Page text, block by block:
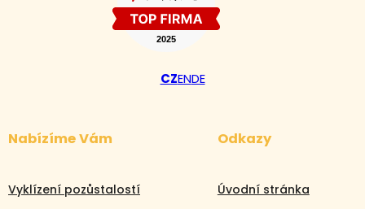
CZENDE
Nabízíme Vám
Vyklízení pozůstalostí
Odkazy
Úvodní stránka